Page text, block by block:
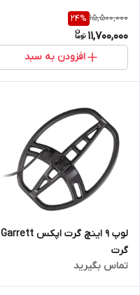
15,500,000
24%
11,700,000
افزودن به سبد
لوپ 9 اینچ گرت اپکس Garrett
گرت
تماس بگیرید